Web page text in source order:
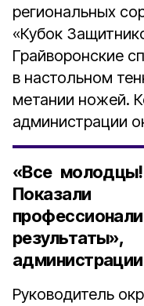
региональных
«Кубок
Грайворонские
в настольном
метании ножей.
администрации
«Все
Руководитель